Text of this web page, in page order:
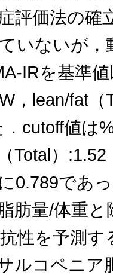
評価法の確
いないが
IRを基準
，lean/fat
cutoff値は
Total）
0.789であ
肪量/体重
性を予測
ルコペニ